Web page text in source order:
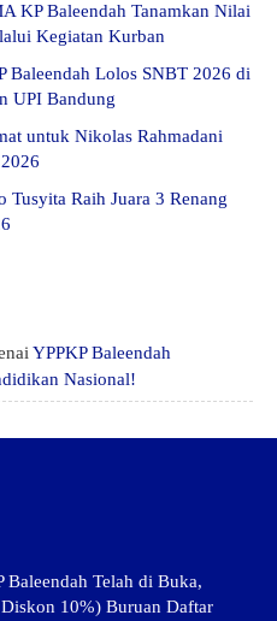
KP Baleendah Tanamkan Nilai
Kegiatan Kurban
Baleendah Lolos SNBT 2026 di
UPI Bandung
untuk Nikolas Rahmadani
Tusyita Raih Juara 3 Renang
YPPKP Baleendah
Nasional!
Baleendah Telah di Buka,
10%) Buruan Daftar